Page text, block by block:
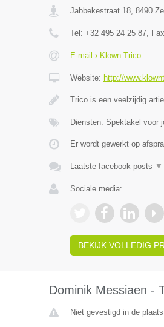
Jabbekestraat 18, 8490
Tel: +32 495 24 25 87,
E-mail › Klown Trico
Website: http://
Trico is een veelzijdig
Diensten: Spektakel voor
Er wordt gewerkt op
Laatste facebook posts ▼
Sociale media:
BEKIJK VOLLEDIG
Dominik Messiaen -
Niet gevestigd in de